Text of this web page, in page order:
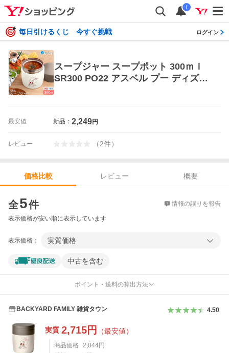
i
毎日引けるくじ 今すぐ挑戦 ログイン
スープジャー スープポット 300ｍｌ
SR300 PO22 アスベル プー ディズニ
最安値 新品： 2,249円
レビュー （2件）
価格比較 レビュー
概要
全5件 情報の誤りを報告
表示価格が安い順に表示しています
表示価格： 実質価格
中古を含む
ポイント・送料の算出方法
BACKYARD FAMILY 雑貨タウン 4.50
実質 2,715円 （最安値）
商品価格 2,844円